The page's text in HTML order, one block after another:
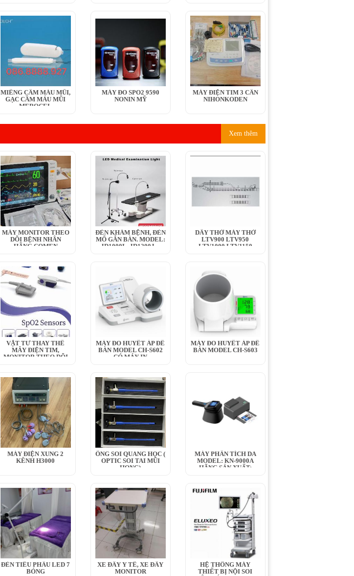
MIẾNG CẦM MÁU MŨI,
GẠC CẦM MÁU MŨI
MEROCEL
MÁY ĐO SPO2 9590
NONIN MỸ
MÁY ĐIỆN TIM 3 CẦN
NIHONKODEN
Xem thêm
MÁY MONITOR THEO
DÕI BỆNH NHÂN
HÃNG COMEN
ĐÈN KHÁM BỆNH, ĐÈN
MỔ GẮN BÀN. MODEL:
JD1000L, JD1200J,...
DÂY THỞ MÁY THỞ
LTV900 LTV950
LTV1000 LTV1150
VẬT TƯ THAY THẾ
MÂY ĐIỆN TIM,
MONITOR THEO DÕI
MÁY ĐO HUYẾT ÁP ĐỂ
BÀN MODEL CH-S602
CÓ MÁY IN
MÁY ĐO HUYẾT ÁP ĐỂ
BÀN MODEL CH-S603
MÁY ĐIỆN XUNG 2
KÊNH H3000
ỐNG SOI QUANG HỌC (
OPTIC SOI TAI MŨI
HỌNG)
MÁY PHÂN TÍCH DA
MODEL: KN-9000A
HÃNG SẢN XUẤT:
ĐÈN TIỂU PHẪU LED 7
BÓNG
XE ĐẨY Y TẾ, XE ĐẨY
MONITOR
HỆ THỐNG MÁY
THIẾT BỊ NỘI SOI